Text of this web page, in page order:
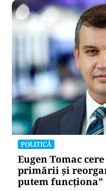
POLITICĂ
Eugen Tomac
primării și
putem funcționa”